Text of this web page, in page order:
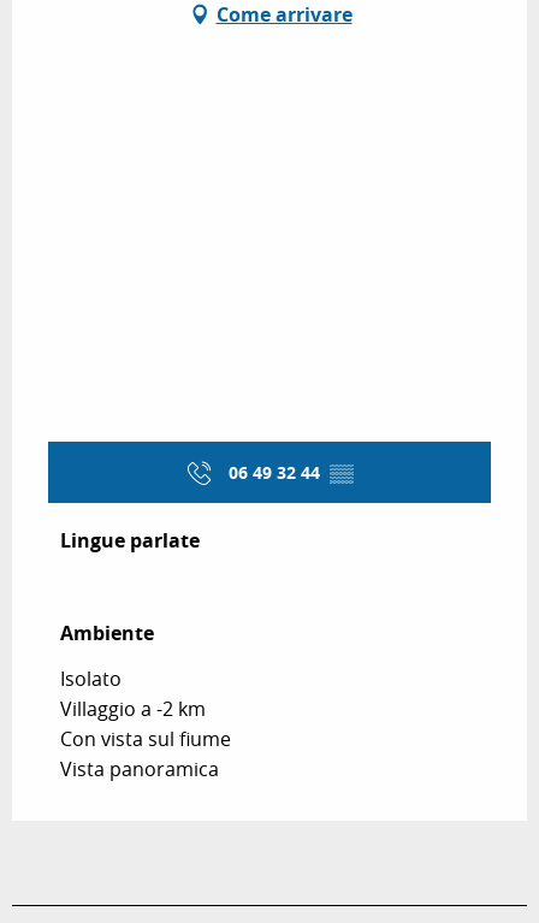
Come arrivare
06 49 32 44 ▒▒
Lingue parlate
Lingue parlate
Ambiente
Ambiente
Isolato
Villaggio a -2 km
Con vista sul fiume
Vista panoramica